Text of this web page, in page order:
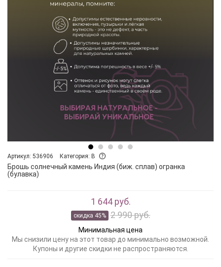
Артикул: 536906 Категория: B
Брошь солнечный камень Индия (биж. сплав) огранка
(булавка)
1 644 руб.
скидка 45% 2 990 руб.
Минимальная цена
Мы снизили цену на этот товар до минимально возможной.
Купоны и другие скидки не распространяются.